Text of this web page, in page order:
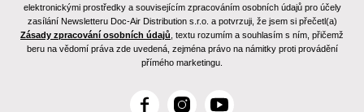
elektronickými prostředky a souvisejícím zpracováním osobních údajů pro účely
zasílání Newsletteru Doc-Air Distribution s.r.o. a potvrzuji, že jsem si přečetl(a)
Zásady zpracování osobních údajů , textu rozumím a souhlasím s ním, přičemž
beru na vědomí práva zde uvedená, zejména právo na námitky proti provádění
přímého marketingu.